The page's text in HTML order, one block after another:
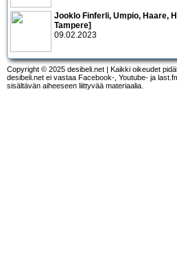
Jooklo Finferli, Umpio, Haare,
Tampere]
09.02.2023
Copyright © 2025 desibeli.net | Kaikki oikeudet
desibeli.net ei vastaa Facebook-, Youtube- ja
sisältävän aiheeseen liittyvää materiaalia.